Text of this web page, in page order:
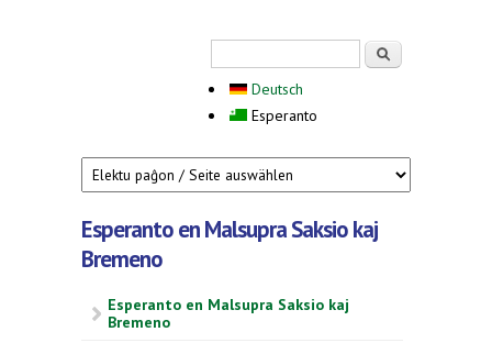
Deutsch
Esperanto
Esperanto en Malsupra Saksio kaj
Bremeno
Esperanto en Malsupra Saksio kaj
Bremeno